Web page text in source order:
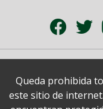
Queda prohibida
este sitio de